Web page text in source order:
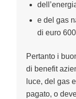
e del gas
di euro
Pertanto i
di benefit
luce, del gas
pagato, o